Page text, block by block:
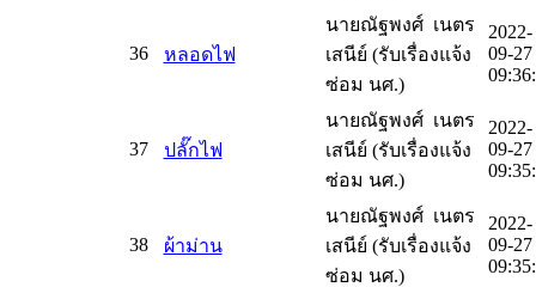
36 หลอดไฟ
นายณัฐพงศ์ เนตร
เสนีย์ (รับเรื่องแจ้ง
ซ่อม นศ.)
2022-
09-27
37 ปลั๊กไฟ
นายณัฐพงศ์ เนตร
เสนีย์ (รับเรื่องแจ้ง
ซ่อม นศ.)
2022-
09-27
38 ผ้าม่าน
นายณัฐพงศ์ เนตร
เสนีย์ (รับเรื่องแจ้ง
ซ่อม นศ.)
2022-
09-27